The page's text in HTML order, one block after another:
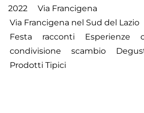
2022
Via Francigena
Via Francigena nel Sud del Lazio
Festa
racconti Esperienze
condivisione
scambio
Prodotti Tipici